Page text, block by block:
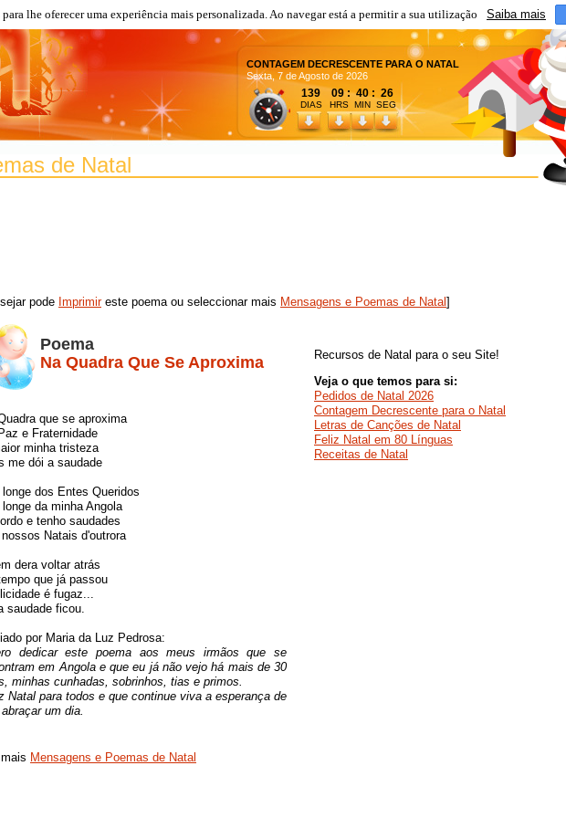
lhe oferecer uma experiência mais personalizada. Ao navegar está a permitir a sua utilização Saiba mais
CONTAGEM DECRESCENTE PARA O NATAL
Sexta, 7 de Agosto de 2026
139 09 : 40 : 26
DIAS HRS MIN SEG
de Natal
pode Imprimireste poema ou seleccionar mais Mensagens e Poemas de Natal]
Poema
Na Quadra Que Se Aproxima
que se aproxima
e Fraternidade
minha tristeza
me dói a saudade
longe dos Entes Queridos
longe da minha Angola
e tenho saudades
Natais d'outrora
dera voltar atrás
que já passou
é fugaz...
saudade ficou.
por Maria da Luz Pedrosa:
dedicar este poema aos meus irmãos que se
em Angola e que eu já não vejo há mais de 30
minhas cunhadas, sobrinhos, tias e primos.
Natal para todos e que continue viva a esperança de
um dia.
Recursos de Natal para o seu Site!
Veja o que temos para si:
Pedidos de Natal 2026
Contagem Decrescente para o Natal
Letras de Canções de Natal
Feliz Natal em 80 Línguas
Receitas de Natal
Mensagens e Poemas de Natal